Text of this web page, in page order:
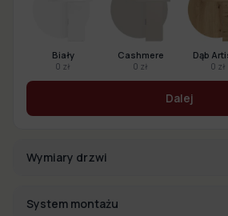
Biały
0 zł
Cashmere
0 zł
Dąb
0 zł
Dalej
Wymiary drzwi
System montażu